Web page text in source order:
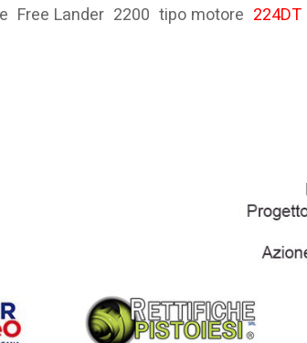
Free Lander 2200 tipo motore 224DT